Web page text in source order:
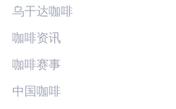
乌干达咖啡
咖啡资讯
咖啡赛事
中国咖啡